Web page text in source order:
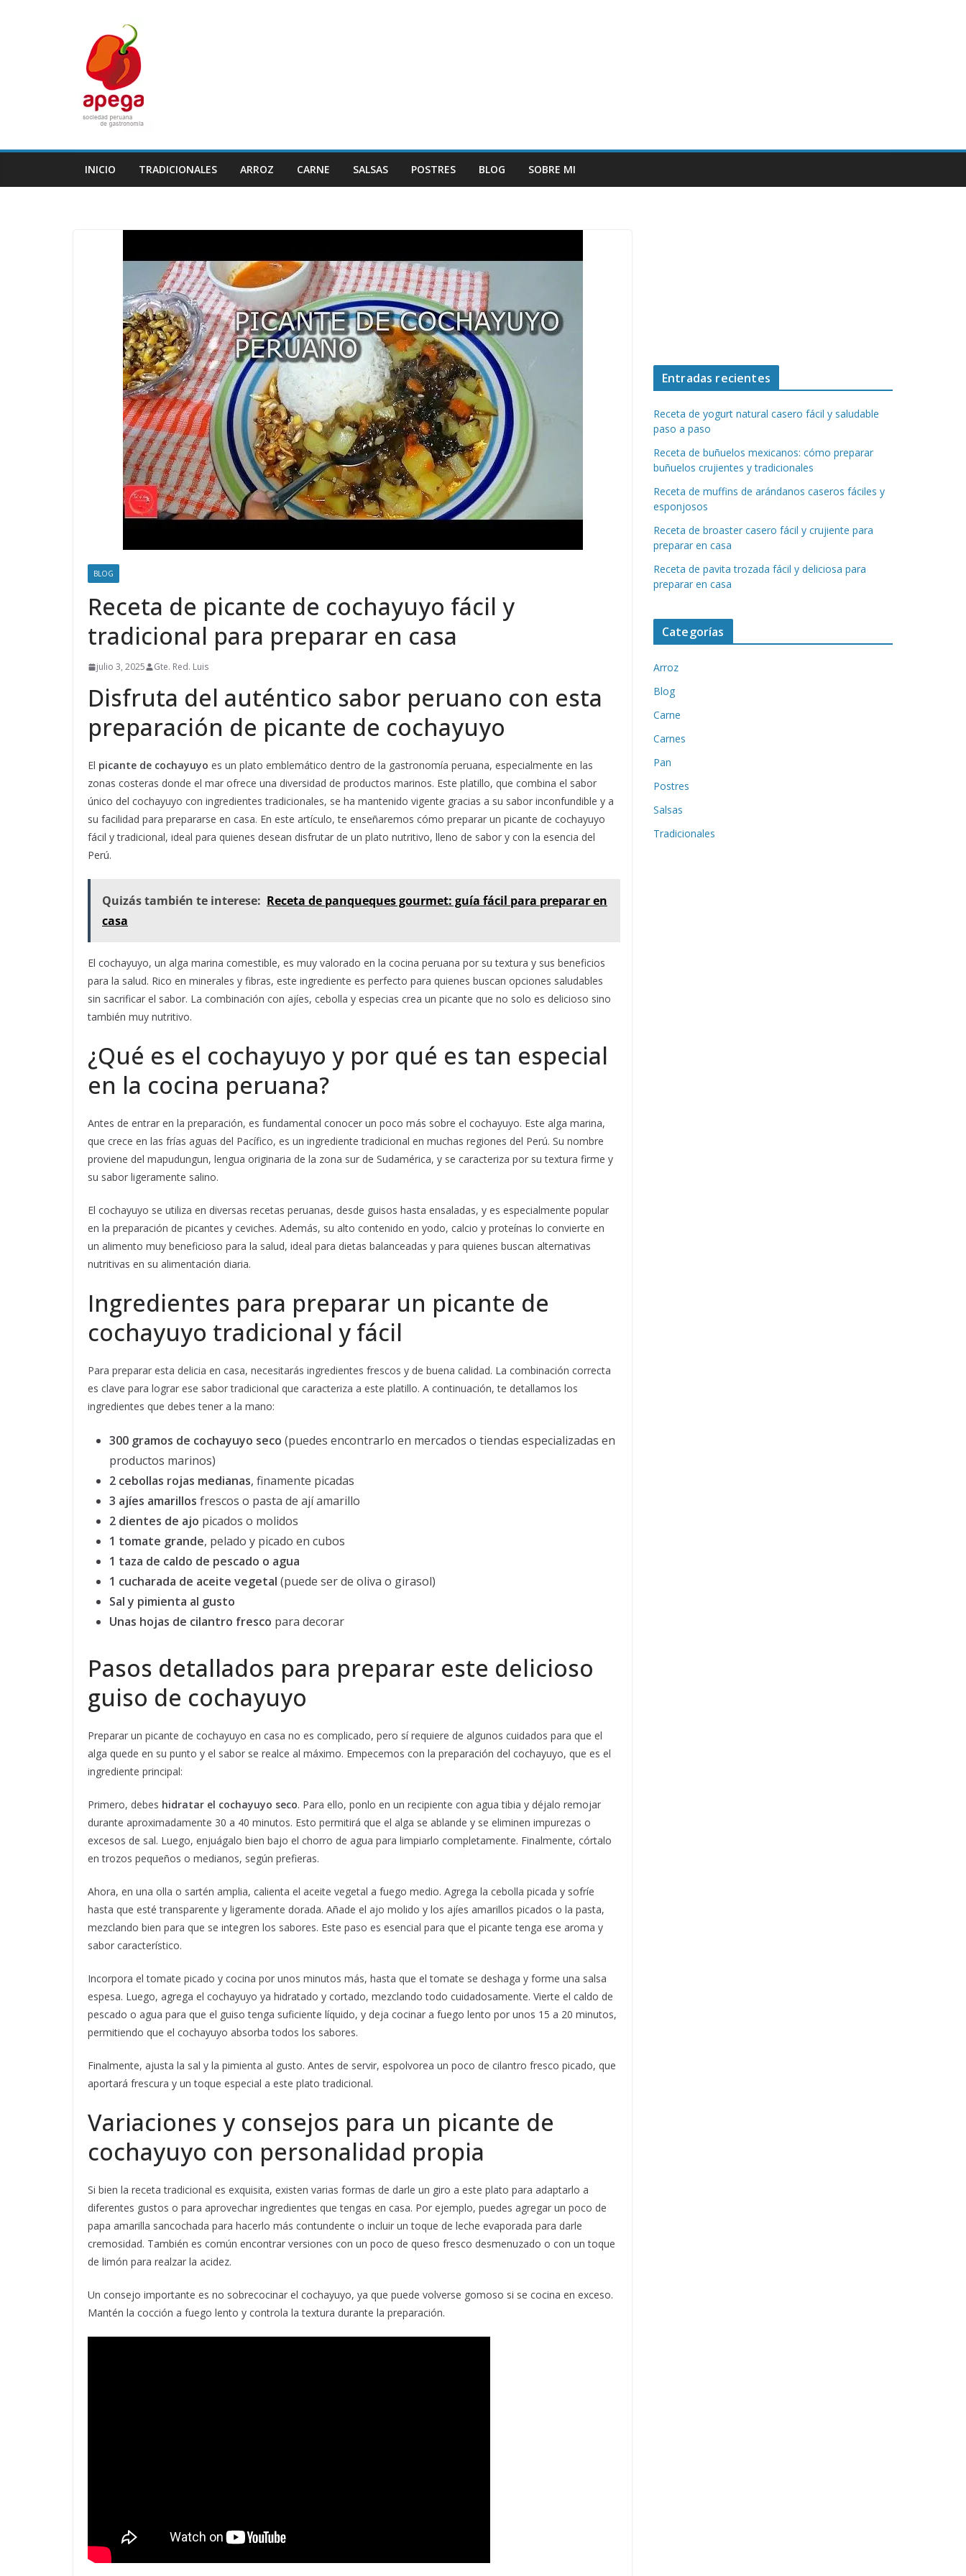
INICIO TRADICIONALES ARROZ CARNE SALSAS POSTRES BLOG SOBRE MI
BLOG
Receta de picante de cochayuyo fácil y
tradicional para preparar en casa
julio 3, 2025 Gte. Red. Luis
Disfruta del auténtico sabor peruano con esta
preparación de picante de cochayuyo
El picante de cochayuyo es un plato emblemático dentro de la gastronomía peruana, especialmente en las
zonas costeras donde el mar ofrece una diversidad de productos marinos. Este platillo, que combina el sabor
único del cochayuyo con ingredientes tradicionales, se ha mantenido vigente gracias a su sabor inconfundible y a
su facilidad para prepararse en casa. En este artículo, te enseñaremos cómo preparar un picante de cochayuyo
fácil y tradicional, ideal para quienes desean disfrutar de un plato nutritivo, lleno de sabor y con la esencia del
Perú.
Quizás también te interese: Receta de panqueques gourmet: guía fácil para preparar en
casa
El cochayuyo, un alga marina comestible, es muy valorado en la cocina peruana por su textura y sus beneficios
para la salud. Rico en minerales y fibras, este ingrediente es perfecto para quienes buscan opciones saludables
sin sacrificar el sabor. La combinación con ajíes, cebolla y especias crea un picante que no solo es delicioso sino
también muy nutritivo.
¿Qué es el cochayuyo y por qué es tan especial
en la cocina peruana?
Antes de entrar en la preparación, es fundamental conocer un poco más sobre el cochayuyo. Este alga marina,
que crece en las frías aguas del Pacífico, es un ingrediente tradicional en muchas regiones del Perú. Su nombre
proviene del mapudungun, lengua originaria de la zona sur de Sudamérica, y se caracteriza por su textura firme y
su sabor ligeramente salino.
El cochayuyo se utiliza en diversas recetas peruanas, desde guisos hasta ensaladas, y es especialmente popular
en la preparación de picantes y ceviches. Además, su alto contenido en yodo, calcio y proteínas lo convierte en
un alimento muy beneficioso para la salud, ideal para dietas balanceadas y para quienes buscan alternativas
nutritivas en su alimentación diaria.
Ingredientes para preparar un picante de
cochayuyo tradicional y fácil
Para preparar esta delicia en casa, necesitarás ingredientes frescos y de buena calidad. La combinación correcta
es clave para lograr ese sabor tradicional que caracteriza a este platillo. A continuación, te detallamos los
ingredientes que debes tener a la mano:
300 gramos de cochayuyo seco (puedes encontrarlo en mercados o tiendas especializadas en
productos marinos)
2 cebollas rojas medianas, finamente picadas
3 ajíes amarillos frescos o pasta de ají amarillo
2 dientes de ajo picados o molidos
1 tomate grande, pelado y picado en cubos
1 taza de caldo de pescado o agua
1 cucharada de aceite vegetal (puede ser de oliva o girasol)
Sal y pimienta al gusto
Unas hojas de cilantro fresco para decorar
Pasos detallados para preparar este delicioso
guiso de cochayuyo
Preparar un picante de cochayuyo en casa no es complicado, pero sí requiere de algunos cuidados para que el
alga quede en su punto y el sabor se realce al máximo. Empecemos con la preparación del cochayuyo, que es el
ingrediente principal:
Primero, debes hidratar el cochayuyo seco. Para ello, ponlo en un recipiente con agua tibia y déjalo remojar
durante aproximadamente 30 a 40 minutos. Esto permitirá que el alga se ablande y se eliminen impurezas o
excesos de sal. Luego, enjuágalo bien bajo el chorro de agua para limpiarlo completamente. Finalmente, córtalo
en trozos pequeños o medianos, según prefieras.
Ahora, en una olla o sartén amplia, calienta el aceite vegetal a fuego medio. Agrega la cebolla picada y sofríe
hasta que esté transparente y ligeramente dorada. Añade el ajo molido y los ajíes amarillos picados o la pasta,
mezclando bien para que se integren los sabores. Este paso es esencial para que el picante tenga ese aroma y
sabor característico.
Incorpora el tomate picado y cocina por unos minutos más, hasta que el tomate se deshaga y forme una salsa
espesa. Luego, agrega el cochayuyo ya hidratado y cortado, mezclando todo cuidadosamente. Vierte el caldo de
pescado o agua para que el guiso tenga suficiente líquido, y deja cocinar a fuego lento por unos 15 a 20 minutos,
permitiendo que el cochayuyo absorba todos los sabores.
Finalmente, ajusta la sal y la pimienta al gusto. Antes de servir, espolvorea un poco de cilantro fresco picado, que
aportará frescura y un toque especial a este plato tradicional.
Variaciones y consejos para un picante de
cochayuyo con personalidad propia
Si bien la receta tradicional es exquisita, existen varias formas de darle un giro a este plato para adaptarlo a
diferentes gustos o para aprovechar ingredientes que tengas en casa. Por ejemplo, puedes agregar un poco de
papa amarilla sancochada para hacerlo más contundente o incluir un toque de leche evaporada para darle
cremosidad. También es común encontrar versiones con un poco de queso fresco desmenuzado o con un toque
de limón para realzar la acidez.
Un consejo importante es no sobrecocinar el cochayuyo, ya que puede volverse gomoso si se cocina en exceso.
Mantén la cocción a fuego lento y controla la textura durante la preparación.
Entradas recientes
Receta de yogurt natural casero fácil y saludable
paso a paso
Receta de buñuelos mexicanos: cómo preparar
buñuelos crujientes y tradicionales
Receta de muffins de arándanos caseros fáciles y
esponjosos
Receta de broaster casero fácil y crujiente para
preparar en casa
Receta de pavita trozada fácil y deliciosa para
preparar en casa
Categorías
Arroz
Blog
Carne
Carnes
Pan
Postres
Salsas
Tradicionales